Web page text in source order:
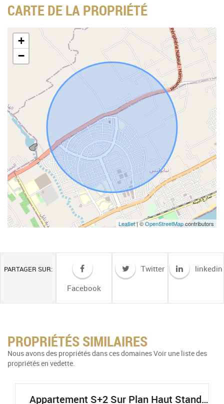
CARTE DE LA PROPRIÉTÉ
+
−
Leaflet| ©OpenStreetMapcontributors
PARTAGER SUR:
Facebook
Twitter linkedin
PROPRIÉTÉS SIMILAIRES
Nous avons des propriétés dans ces domaines Voir une liste des
propriétés en vedette.
Appartement S+2 Sur Plan Haut Standing Et Vue Sur Mer À AFH Mrezga, Cité El Wafa, Nabeul